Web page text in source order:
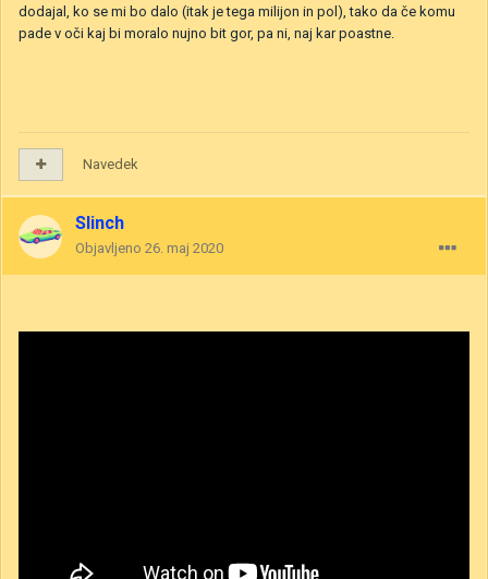
dodajal, ko se mi bo dalo (itak je tega milijon in pol), tako da če komu
pade v oči kaj bi moralo nujno bit gor, pa ni, naj kar poastne.
Navedek
Slinch
Objavljeno 26. maj 2020